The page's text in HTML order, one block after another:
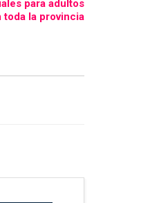
para adultos
toda la provincia